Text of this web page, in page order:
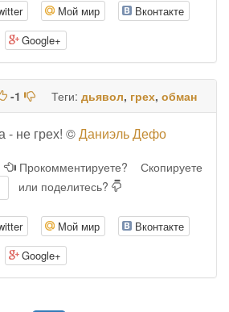
Мой мир
Вконтакте
Google+
-1 Теги: дьявол, грех, обман
- не грех! ©Даниэль Дефо
Прокомментируете?
Скопируете
или поделитесь?
Мой мир
Вконтакте
Google+